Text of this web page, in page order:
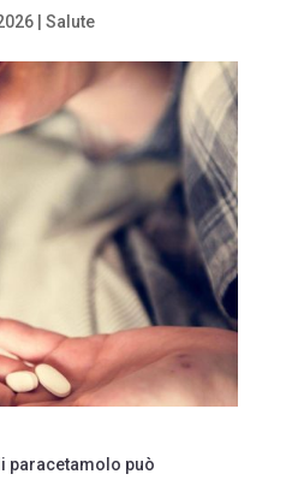
| Salute
paracetamolo può